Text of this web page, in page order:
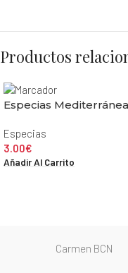
Productos
Especias
Especias
3.00€
Añadir Al Carrito
Carmen BCN